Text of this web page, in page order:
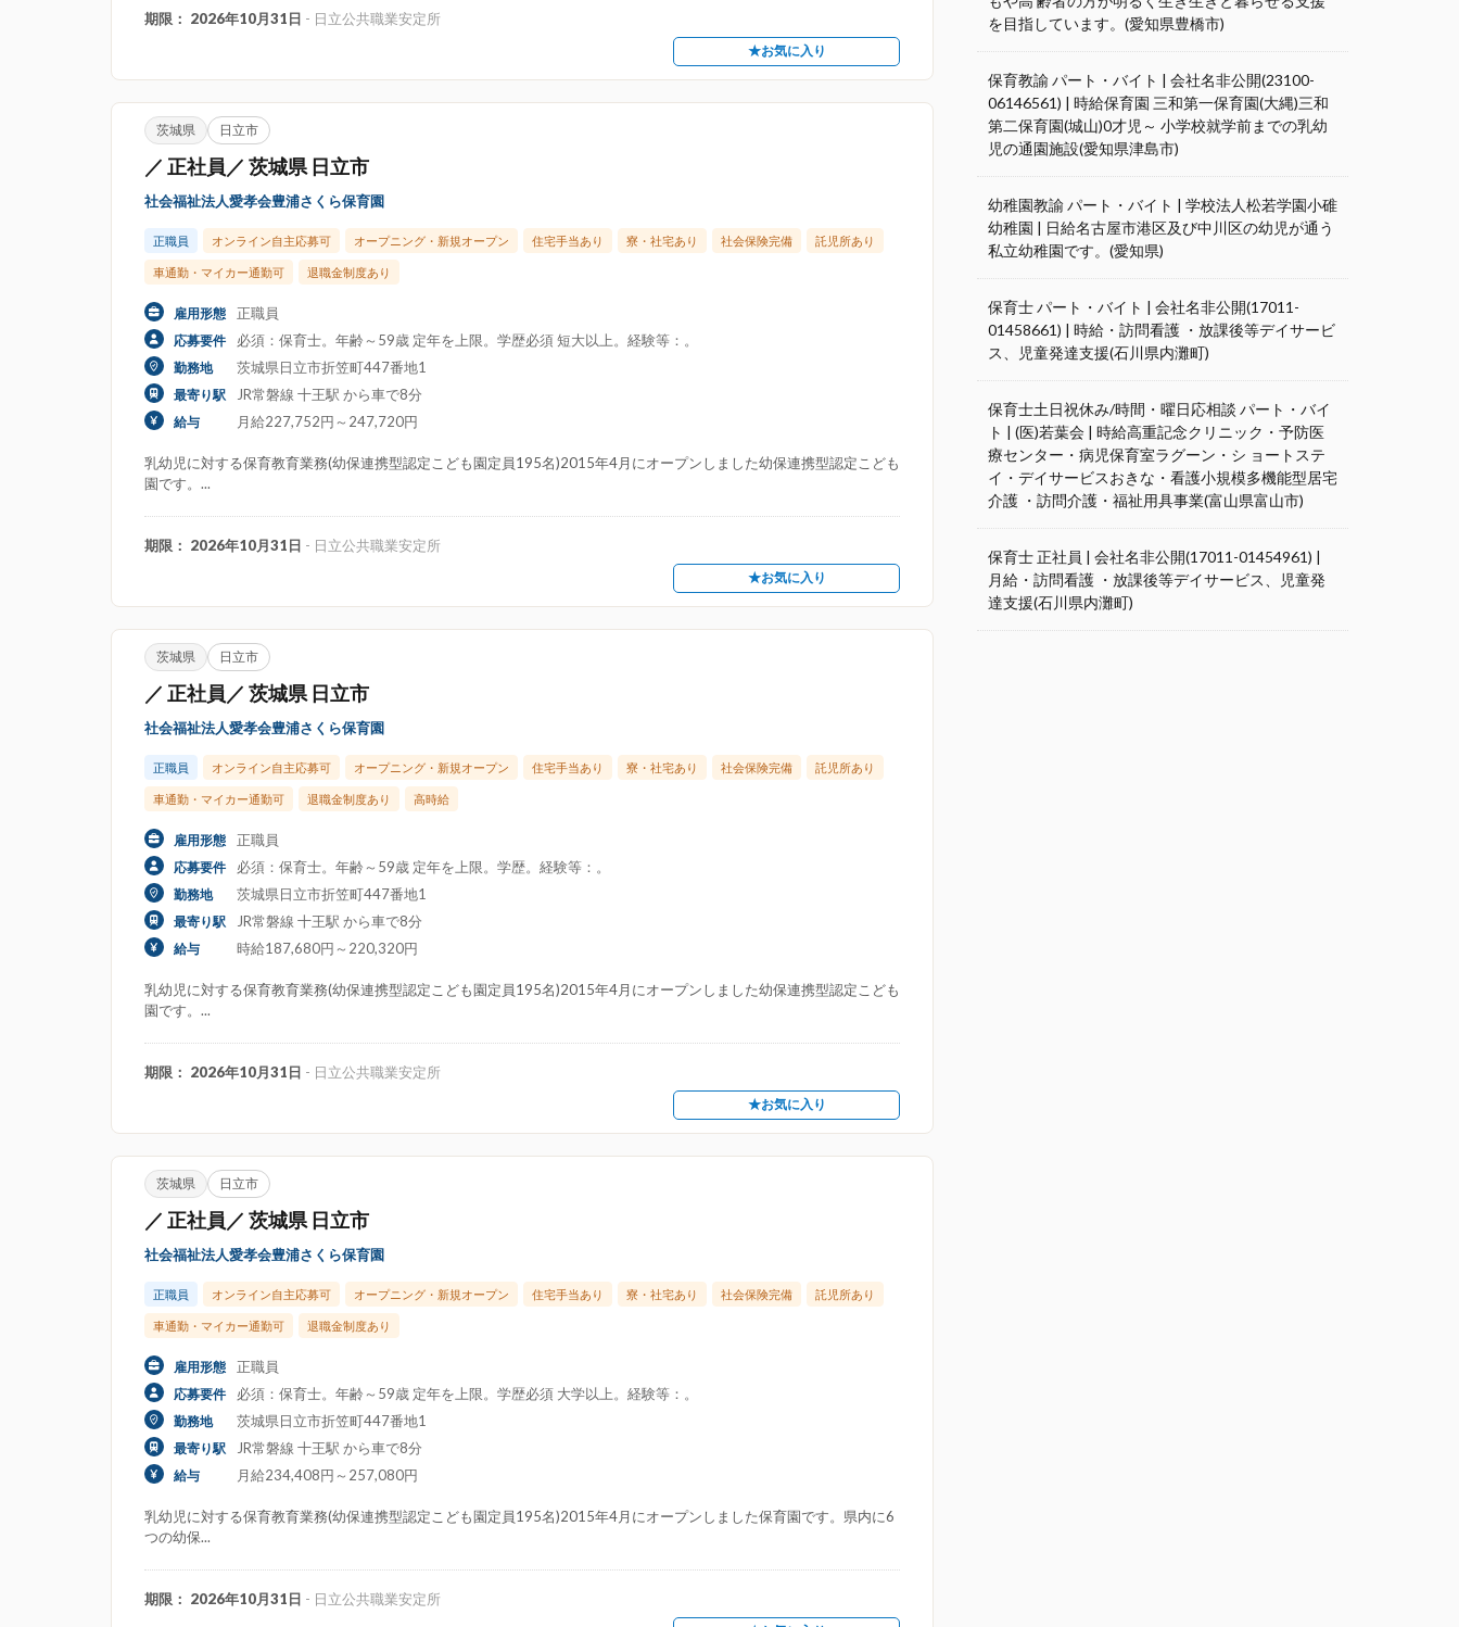
期限： 2026年10月31日 - 日立公共職業安定所
★お気に入り
茨城県 日立市
／ 正社員／ 茨城県 日立市
社会福祉法人愛孝会豊浦さくら保育園
正職員 オンライン自主応募可 オープニング・新規オープン 住宅手当あり 寮・社宅あり 社会保険完備 託児所あり
車通勤・マイカー通勤可 退職金制度あり
雇用形態 正職員
応募要件 必須：保育士。年齢～59歳 定年を上限。学歴必須 短大以上。経験等：。
勤務地 茨城県日立市折笠町447番地1
最寄り駅 JR常磐線 十王駅 から車で8分
給与 月給227,752円～247,720円
乳幼児に対する保育教育業務(幼保連携型認定こども園定員195名)2015年4月にオープンしました幼保連携型認定こども
園です。...
期限： 2026年10月31日 - 日立公共職業安定所
★お気に入り
茨城県 日立市
／ 正社員／ 茨城県 日立市
社会福祉法人愛孝会豊浦さくら保育園
正職員 オンライン自主応募可 オープニング・新規オープン 住宅手当あり 寮・社宅あり 社会保険完備 託児所あり
車通勤・マイカー通勤可 退職金制度あり 高時給
雇用形態 正職員
応募要件 必須：保育士。年齢～59歳 定年を上限。学歴。経験等：。
勤務地 茨城県日立市折笠町447番地1
最寄り駅 JR常磐線 十王駅 から車で8分
給与 時給187,680円～220,320円
乳幼児に対する保育教育業務(幼保連携型認定こども園定員195名)2015年4月にオープンしました幼保連携型認定こども
園です。...
期限： 2026年10月31日 - 日立公共職業安定所
★お気に入り
茨城県 日立市
／ 正社員／ 茨城県 日立市
社会福祉法人愛孝会豊浦さくら保育園
正職員 オンライン自主応募可 オープニング・新規オープン 住宅手当あり 寮・社宅あり 社会保険完備 託児所あり
車通勤・マイカー通勤可 退職金制度あり
雇用形態 正職員
応募要件 必須：保育士。年齢～59歳 定年を上限。学歴必須 大学以上。経験等：。
勤務地 茨城県日立市折笠町447番地1
最寄り駅 JR常磐線 十王駅 から車で8分
給与 月給234,408円～257,080円
乳幼児に対する保育教育業務(幼保連携型認定こども園定員195名)2015年4月にオープンしました保育園です。県内に6
つの幼保...
期限： 2026年10月31日 - 日立公共職業安定所
を目指しています。(愛知県豊橋市)
保育教諭 パート・バイト | 会社名非公開(23100-
06146561) | 時給保育園 三和第一保育園(大縄)三和
第二保育園(城山)0才児～ 小学校就学前までの乳幼
児の通園施設(愛知県津島市)
幼稚園教諭 パート・バイト | 学校法人松若学園小碓
幼稚園 | 日給名古屋市港区及び中川区の幼児が通う
私立幼稚園です。(愛知県)
保育士 パート・バイト | 会社名非公開(17011-
01458661) | 時給・訪問看護 ・放課後等デイサービ
ス、児童発達支援(石川県内灘町)
保育士土日祝休み/時間・曜日応相談 パート・バイ
ト | (医)若葉会 | 時給高重記念クリニック・予防医
療センター・病児保育室ラグーン・シ ョートステ
イ・デイサービスおきな・看護小規模多機能型居宅
介護 ・訪問介護・福祉用具事業(富山県富山市)
保育士 正社員 | 会社名非公開(17011-01454961) |
月給・訪問看護 ・放課後等デイサービス、児童発
達支援(石川県内灘町)